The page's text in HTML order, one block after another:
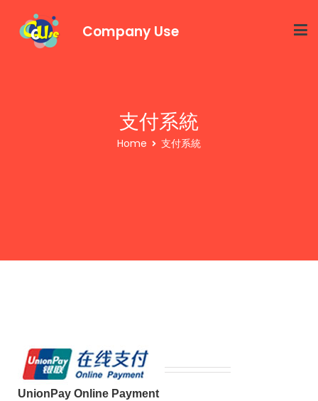
Company Use
支付系統
Home 支付系統
UnionPay Online Payment